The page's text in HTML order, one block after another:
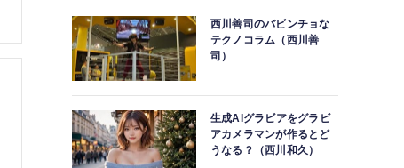
西川善司のバビンチョな
テクノコラム（西川善
司）
生成AIグラビアをグラビ
アカメラマンが作るとど
うなる？（西川和久）